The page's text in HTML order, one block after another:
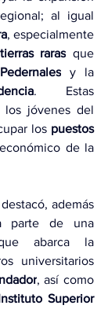
al igual
, especialmente
tierras raras que
Pedernales y la
. Estas
los jóvenes del
los puestos
de la
además
abarca la
universitarios
, así como
Superior